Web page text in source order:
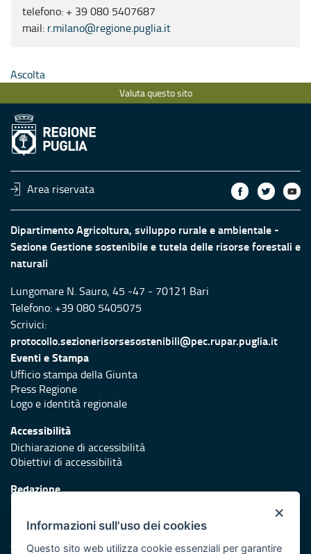
telefono: + 39 080 5407687
mail: r.milano@regione.puglia.it
Ascolta
Valuta questo sito
Area riservata
Dipartimento Agricoltura, sviluppo rurale e ambientale -
Sezione Gestione sostenibile e tutela delle risorse forestali e
naturali
Lungomare N. Sauro, 45 -47 - 70121 Bari
Telefono: +39 080 5405075
Scrivici:
protocollo.sezionerisorsesostenibili@pec.rupar.puglia.it
Eventi e Stampa
Ufficio stampa della Giunta
Press Regione
Logo e identità regionale
Accessibilità
Dichiarazione di accessibilità
Obiettivi di accessibilità
Redazione
Protezione civile
Vai al sito di Protezione Civile Puglia
×
Informazioni sull'uso dei cookies
Questo sito web utilizza cookie essenziali per garantire